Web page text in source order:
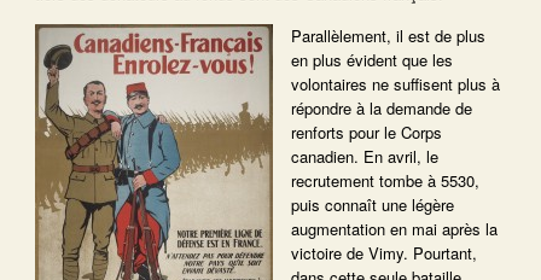
Parallèlement, il est de plus
en plus évident que les
volontaires ne suffisent plus à
répondre à la demande de
renforts pour le Corps
canadien. En avril, le
recrutement tombe à 5530,
puis connaît une légère
augmentation en mai après la
victoire de Vimy. Pourtant,